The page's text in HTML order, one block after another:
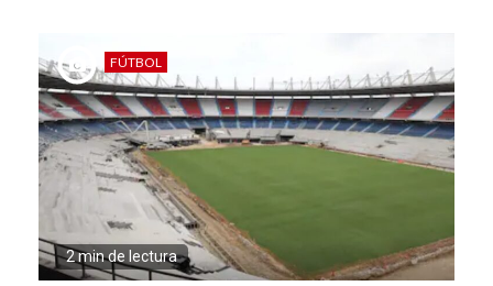
FÚTBOL
2 min de lectura